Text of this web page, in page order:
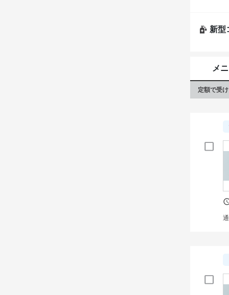
お客様
現在の
生まれ
ださい
新型
メ
定額で受